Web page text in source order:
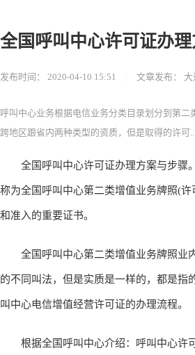
全国呼叫中心许可证办
发布时间： 2020-04-10 15:51 文章发布： 大
呼叫中心业务根据电信业务分类目录划分到第
跨地区跟省内两种类型的资质，但是取得的许可...
全国呼叫中心许可证办理方案与步骤。
称为全国呼叫中心第二类增值业务牌照(
和准入的重要证书。
全国呼叫中心第二类增值业务牌照业内
的不同叫法，但是实质是一样的，都是指
叫中心电信增值经营许可证的办理流程。
根据全国呼叫中心介绍：呼叫中心许可